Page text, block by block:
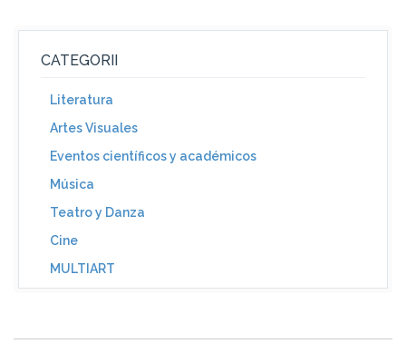
CATEGORII
Literatura
Artes Visuales
Eventos científicos y académicos
Música
Teatro y Danza
Cine
MULTIART